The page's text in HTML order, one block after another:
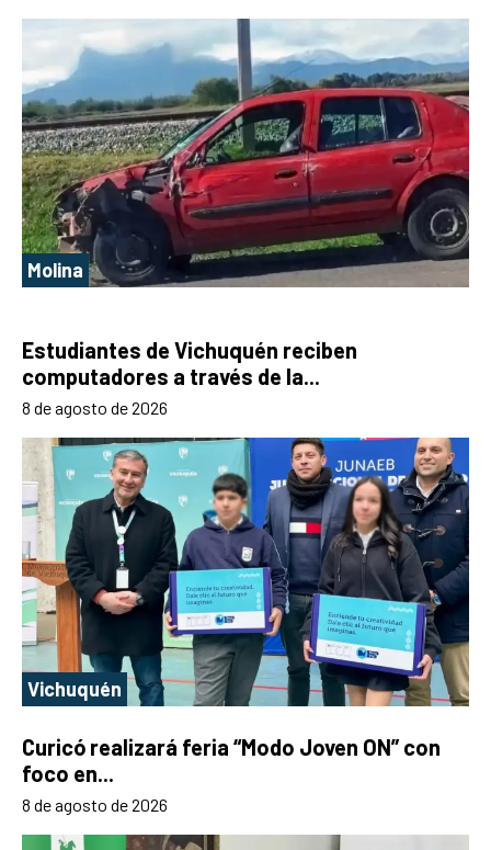
Molina
Estudiantes de Vichuquén reciben
computadores a través de la...
8 de agosto de 2026
Vichuquén
Curicó realizará feria “Modo Joven ON” con
foco en...
8 de agosto de 2026